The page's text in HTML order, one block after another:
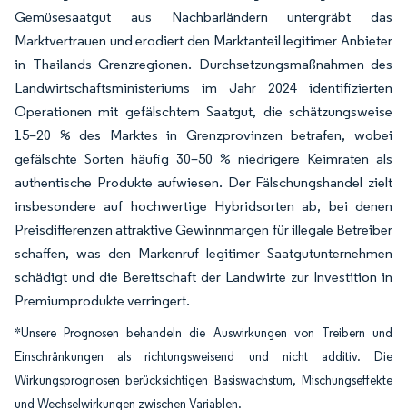
Gemüsesaatgut aus Nachbarländern untergräbt das
Marktvertrauen und erodiert den Marktanteil legitimer Anbieter
in Thailands Grenzregionen. Durchsetzungsmaßnahmen des
Landwirtschaftsministeriums im Jahr 2024 identifizierten
Operationen mit gefälschtem Saatgut, die schätzungsweise
15–20 % des Marktes in Grenzprovinzen betrafen, wobei
gefälschte Sorten häufig 30–50 % niedrigere Keimraten als
authentische Produkte aufwiesen. Der Fälschungshandel zielt
insbesondere auf hochwertige Hybridsorten ab, bei denen
Preisdifferenzen attraktive Gewinnmargen für illegale Betreiber
schaffen, was den Markenruf legitimer Saatgutunternehmen
schädigt und die Bereitschaft der Landwirte zur Investition in
Premiumprodukte verringert.
*Unsere Prognosen behandeln die Auswirkungen von Treibern und
Einschränkungen als richtungsweisend und nicht additiv. Die
Wirkungsprognosen berücksichtigen Basiswachstum, Mischungseffekte
und Wechselwirkungen zwischen Variablen.